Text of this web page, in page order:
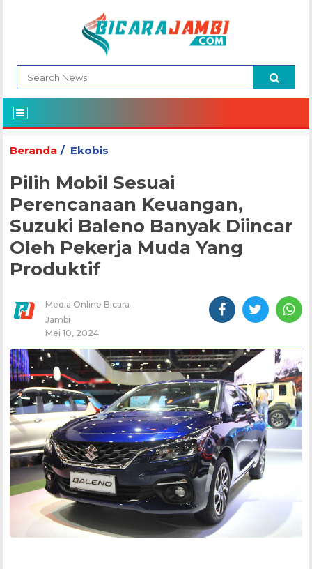
Beranda Ekobis
Pilih Mobil Sesuai
Perencanaan Keuangan,
Suzuki Baleno Banyak Diincar
Oleh Pekerja Muda Yang
Produktif
Media Online Bicara
Jambi
Mei 10, 2024